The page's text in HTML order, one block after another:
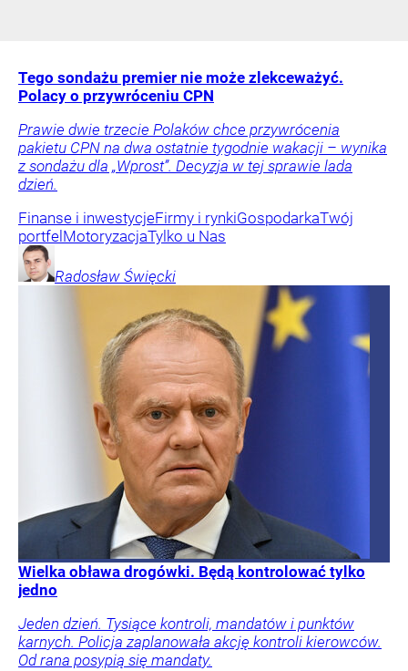
Tego sondażu premier nie może zlekceważyć.
Polacy o przywróceniu CPN
Prawie dwie trzecie Polaków chce przywrócenia
pakietu CPN na dwa ostatnie tygodnie wakacji – wynika
z sondażu dla „Wprost”. Decyzja w tej sprawie lada
dzień.
Finanse i inwestycjeFirmy i rynkiGospodarkaTwój
portfel MotoryzacjaTylko u Nas
Radosław Święcki
Wielka obława drogówki. Będą kontrolować tylko
jedno
Jeden dzień. Tysiące kontroli, mandatów i punktów
karnych. Policja zaplanowała akcję kontroli kierowców.
Od rana posypią się mandaty.